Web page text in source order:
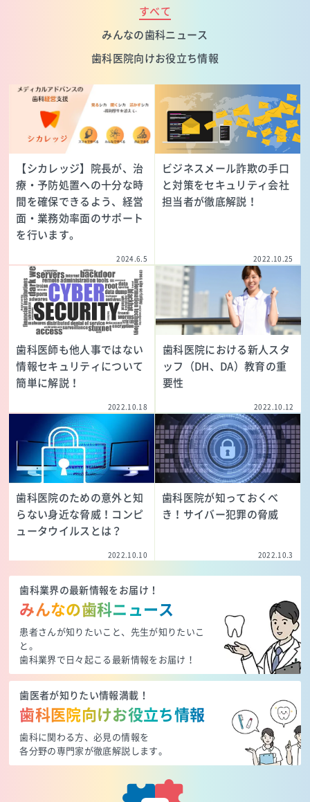
すべて
みんなの歯科ニュース
歯科医院向けお役立ち情報
【シカレッジ】院長が、治
療・予防処置への十分な時
間を確保できるよう、経営
面・業務効率面のサポート
を行います。
2024.6.5
ビジネスメール詐欺の手口
と対策をセキュリティ会社
担当者が徹底解説！
2022.10.25
歯科医師も他人事ではない
情報セキュリティについて
簡単に解説！
2022.10.18
歯科医院における新人スタ
ッフ（DH、DA）教育の重
要性
2022.10.12
歯科医院のための意外と知
らない身近な脅威！コンピ
ュータウイルスとは？
2022.10.10
歯科医院が知っておくべ
き！サイバー犯罪の脅威
2022.10.3
歯科業界の最新情報をお届け！
みんなの歯科ニュース
患者さんが知りたいこと、先生が知りたいこ
と。
歯科業界で日々起こる最新情報をお届け！
歯医者が知りたい情報満載！
歯科医院向けお役立ち情報
歯科に関わる方、必見の情報を
各分野の専門家が徹底解説します。